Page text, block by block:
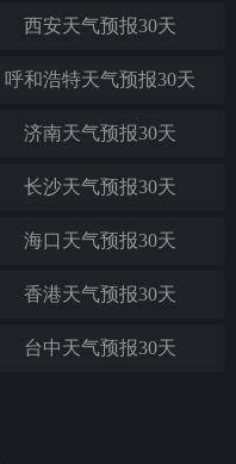
西安天气预报30天
呼和浩特天气预报30天
济南天气预报30天
长沙天气预报30天
海口天气预报30天
香港天气预报30天
台中天气预报30天